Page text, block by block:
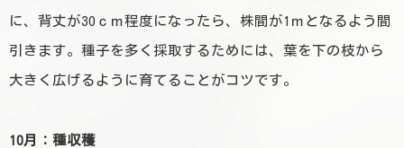
に、背丈が30ｃｍ程度になったら、株間が1ｍとなるよう間
引きます。種子を多く採取するためには、葉を下の枝から
大きく広げるように育てることがコツです。
10月：種収穫